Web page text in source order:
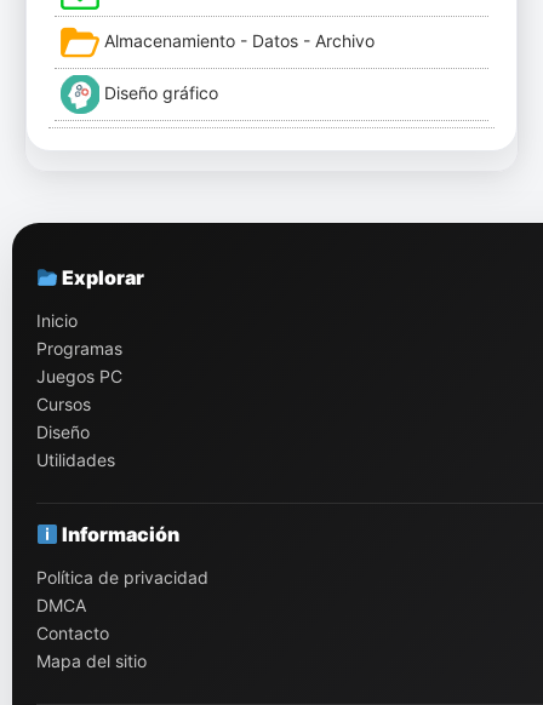
Almacenamiento - Datos - Archivo
Diseño gráfico
Explorar
Inicio
Programas
Juegos PC
Cursos
Diseño
Utilidades
Información
Política de privacidad
DMCA
Contacto
Mapa del sitio